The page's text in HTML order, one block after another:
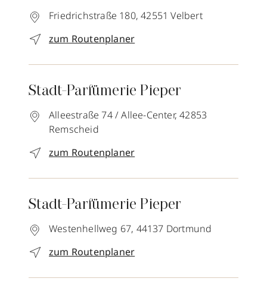
Friedrichstraße 180, 42551 Velbert
zum Routenplaner
Stadt-Parfümerie Pieper
Alleestraße 74 / Allee-Center, 42853
Remscheid
zum Routenplaner
Stadt-Parfümerie Pieper
Westenhellweg 67, 44137 Dortmund
zum Routenplaner